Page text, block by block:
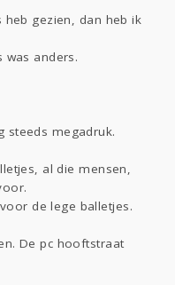
heb gezien, dan heb ik
was anders.
steeds megadruk.
al die mensen,
de lege balletjes.
De pc hooftstraat